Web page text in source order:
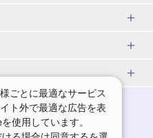
秋田旅行・ツアー
福島旅行・ツアー
阿寒湖温泉(北海道)
川湯温泉(北海道)
女子旅 国内版
ゴールデンウィーク（GW）の国内
旅行
プライバシーポリシー
約集
ごとに最適なサービス
ト外で最適な広告を表
使用しています。